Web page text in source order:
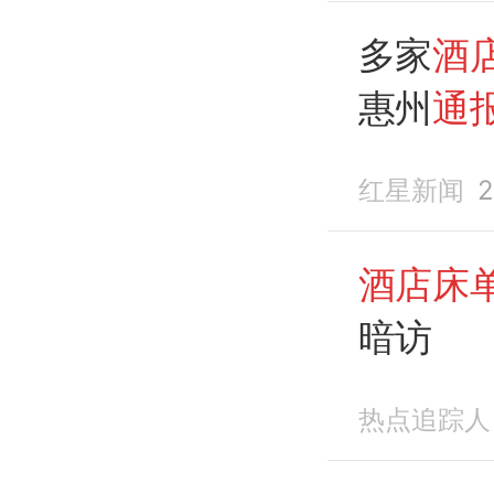
多家酒
惠州通
红星新闻
酒店床
暗访
热点追踪人